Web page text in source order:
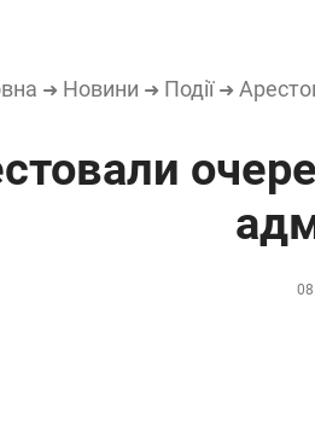
➜ Новини ➜ Події➜